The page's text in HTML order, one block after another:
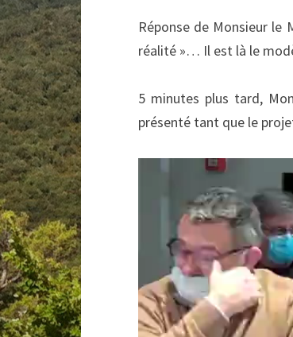
Réponse de Monsieur le
réalité »… Il est là le
5 minutes plus tard,
présenté tant que le